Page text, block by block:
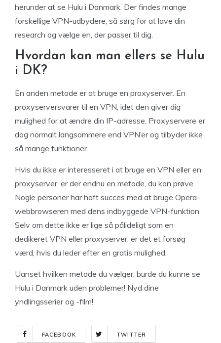
herunder at se Hulu i Danmark. Der findes mange
forskellige VPN-udbydere, så sørg for at lave din
research og vælge en, der passer til dig.
Hvordan kan man ellers se Hulu
i DK?
En anden metode er at bruge en proxyserver. En
proxyserversvarer til en VPN, idet den giver dig
mulighed for at ændre din IP-adresse. Proxyservere er
dog normalt langsommere end VPN’er og tilbyder ikke
så mange funktioner.
Hvis du ikke er interesseret i at bruge en VPN eller en
proxyserver, er der endnu en metode, du kan prøve.
Nogle personer har haft succes med at bruge Opera-
webbrowseren med dens indbyggede VPN-funktion.
Selv om dette ikke er lige så pålideligt som en
dedikeret VPN eller proxyserver, er det et forsøg
værd, hvis du leder efter en gratis mulighed.
Uanset hvilken metode du vælger, burde du kunne se
Hulu i Danmark uden problemer! Nyd dine
yndlingsserier og -film!
FACEBOOK TWITTER